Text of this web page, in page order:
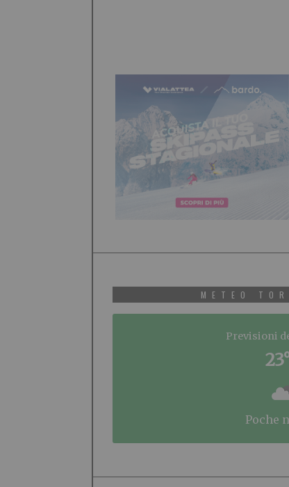
METEO
Previsioni
poche